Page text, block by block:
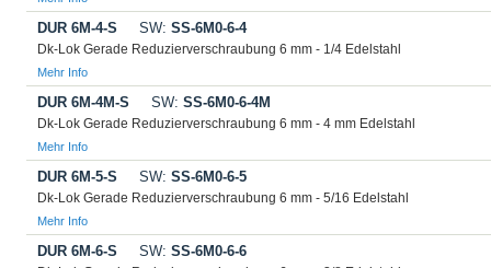
DUR 6M-4-S SW: SS-6M0-6-4
Dk-Lok Gerade Reduzierverschraubung 6 mm - 1/4 Edelstahl
Mehr Info
DUR 6M-4M-S SW: SS-6M0-6-4M
Dk-Lok Gerade Reduzierverschraubung 6 mm - 4 mm Edelstahl
Mehr Info
DUR 6M-5-S SW: SS-6M0-6-5
Dk-Lok Gerade Reduzierverschraubung 6 mm - 5/16 Edelstahl
Mehr Info
DUR 6M-6-S SW: SS-6M0-6-6